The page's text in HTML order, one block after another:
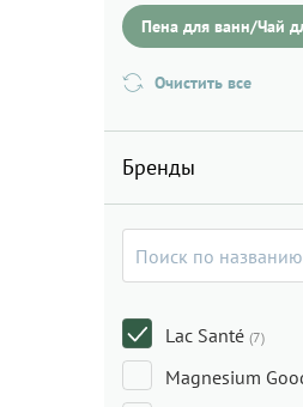
Пена для ванн/Чай
Очистить все
Бренды
Lac Santé (7)
Magnesium